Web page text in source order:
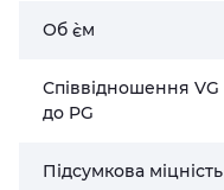
Об `єм
Співвідношення VG
до PG
Підсумкова міцність